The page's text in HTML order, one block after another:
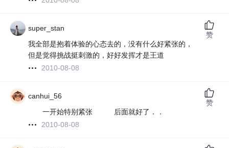
super_stan
我全部是抱着体验的心态去的，没有什么好紧张的，
但是觉得挑战挺刺激的，好好发挥才是王道
2010-08-08
赞
canhui_56
一开始特别紧张 后面就好了．．
2010-08-08
赞